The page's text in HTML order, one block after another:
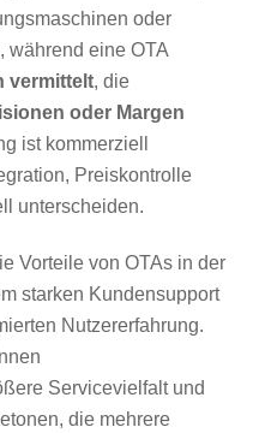
oder
während eine OTA
vermittelt, die
oder Margen
ist kommerziell
Preiskontrolle
unterscheiden.
Vorteile von OTAs in der
starken Kundensupport
Nutzererfahrung.
Servicevielfalt und
die mehrere